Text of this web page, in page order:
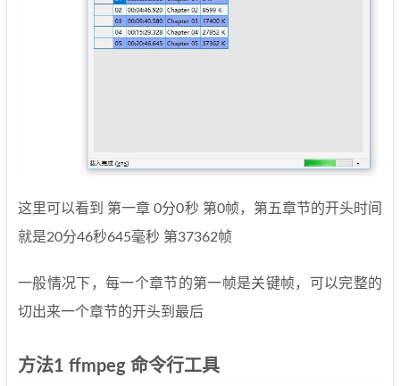
这里可以看到 第一章 0分0秒 第0帧，第五章节的开头时间
就是20分46秒645毫秒 第37362帧
一般情况下，每一个章节的第一帧是关键帧，可以完整的
切出来一个章节的开头到最后
方法1 ffmpeg 命令行工具